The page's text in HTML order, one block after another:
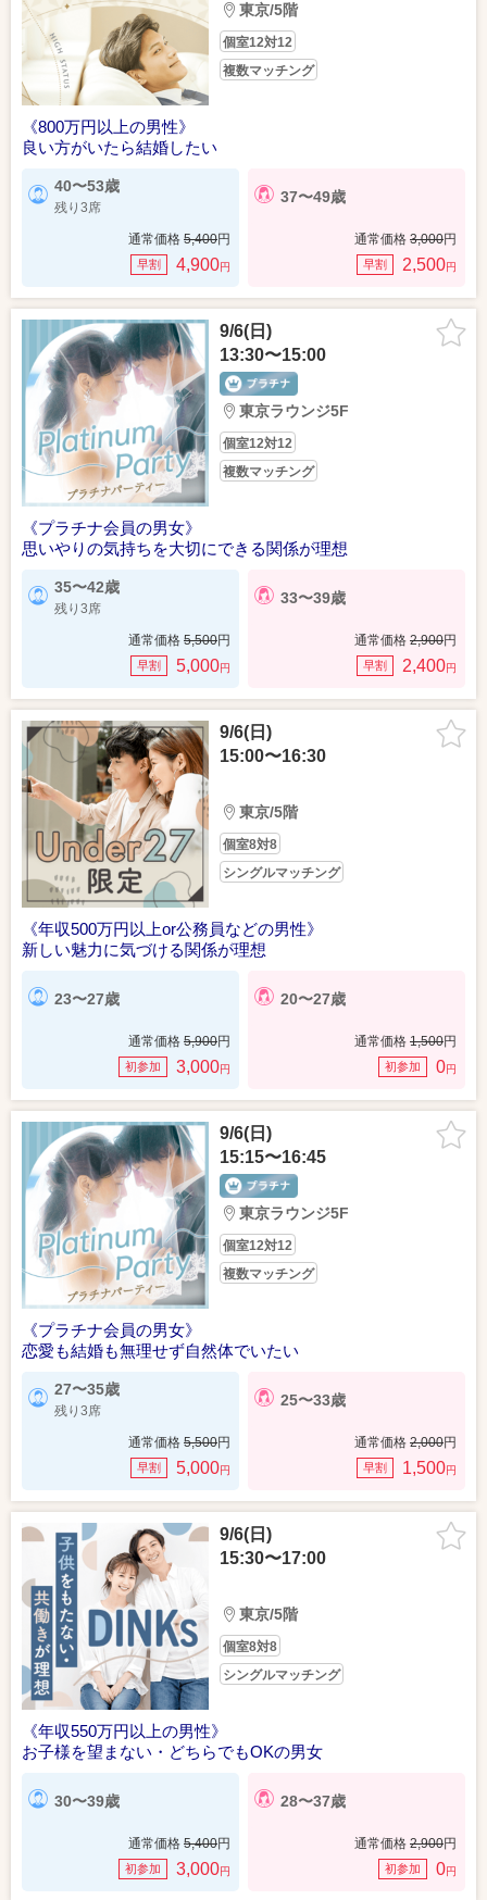
東京/5階
個室12対12
複数マッチング
《800万円以上の男性》
良い方がいたら結婚したい
40〜53歳
残り3席
通常価格 5,400円
早割 4,900円
37〜49歳
通常価格 3,000円
早割 2,500円
9/6(日)
13:30〜15:00
東京ラウンジ5F
個室12対12
複数マッチング
《プラチナ会員の男女》
思いやりの気持ちを大切にできる関係が理想
35〜42歳
残り3席
通常価格 5,500円
早割 5,000円
33〜39歳
通常価格 2,900円
早割 2,400円
9/6(日)
15:00〜16:30
東京/5階
個室8対8
シングルマッチング
《年収500万円以上or公務員などの男性》
新しい魅力に気づける関係が理想
23〜27歳
通常価格 5,900円
初参加 3,000円
20〜27歳
通常価格 1,500円
初参加 0円
9/6(日)
15:15〜16:45
東京ラウンジ5F
個室12対12
複数マッチング
《プラチナ会員の男女》
恋愛も結婚も無理せず自然体でいたい
27〜35歳
残り3席
通常価格 5,500円
早割 5,000円
25〜33歳
通常価格 2,000円
早割 1,500円
9/6(日)
15:30〜17:00
東京/5階
個室8対8
シングルマッチング
《年収550万円以上の男性》
お子様を望まない・どちらでもOKの男女
30〜39歳
通常価格 5,400円
初参加 3,000円
28〜37歳
通常価格 2,900円
初参加 0円